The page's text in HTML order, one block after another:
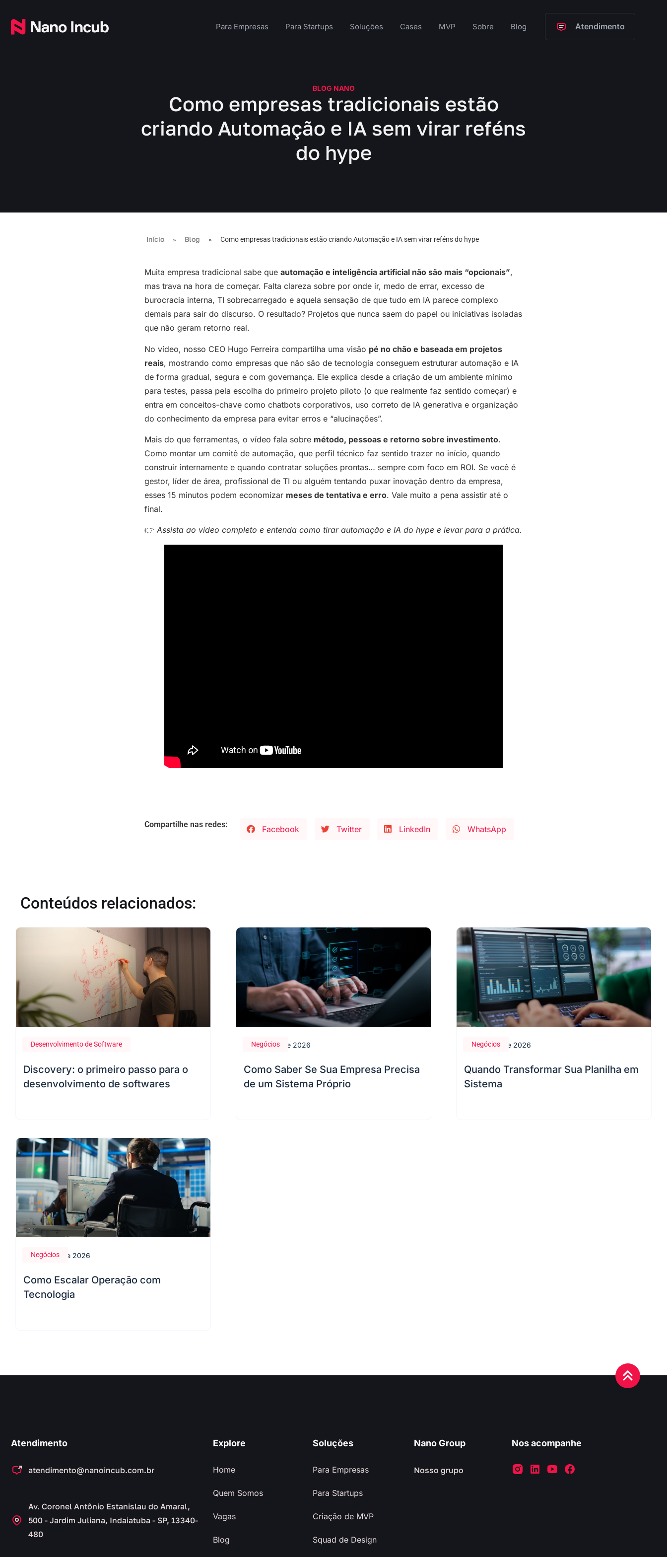
Para Empresas Para Startups Soluções Cases MVP Sobre Blog Atendimento
BLOG NANO
Como empresas tradicionais estão
criando Automação e IA sem virar reféns
do hype
Início » Blog » Como empresas tradicionais estão criando Automação e IA sem virar reféns do hype
Muita empresa tradicional sabe que automação e inteligência artificial não são mais “opcionais”,
mas trava na hora de começar. Falta clareza sobre por onde ir, medo de errar, excesso de
burocracia interna, TI sobrecarregado e aquela sensação de que tudo em IA parece complexo
demais para sair do discurso. O resultado? Projetos que nunca saem do papel ou iniciativas isoladas
que não geram retorno real.
No vídeo, nosso CEO Hugo Ferreira compartilha uma visão pé no chão e baseada em projetos
reais, mostrando como empresas que não são de tecnologia conseguem estruturar automação e IA
de forma gradual, segura e com governança. Ele explica desde a criação de um ambiente mínimo
para testes, passa pela escolha do primeiro projeto piloto (o que realmente faz sentido começar) e
entra em conceitos-chave como chatbots corporativos, uso correto de IA generativa e organização
do conhecimento da empresa para evitar erros e “alucinações”.
Mais do que ferramentas, o vídeo fala sobre método, pessoas e retorno sobre investimento.
Como montar um comitê de automação, que perfil técnico faz sentido trazer no início, quando
construir internamente e quando contratar soluções prontas… sempre com foco em ROI. Se você é
gestor, líder de área, profissional de TI ou alguém tentando puxar inovação dentro da empresa,
esses 15 minutos podem economizar meses de tentativa e erro. Vale muito a pena assistir até o
final.
👉 Assista ao vídeo completo e entenda como tirar automação e IA do hype e levar para a prática.
Compartilhe nas redes: Facebook Twitter LinkedIn WhatsApp
Conteúdos relacionados:
Desenvolvimento de Software
Discovery: o primeiro passo para o
desenvolvimento de softwares
22 de fevereiro de 2024 Negócios
Como Saber Se Sua Empresa Precisa
de um Sistema Próprio
28 de maio de 2026 Negócios
Quando Transformar Sua Planilha em
Sistema
28 de maio de 2026
Negócios
Como Escalar Operação com
Tecnologia
28 de maio de 2026
Atendimento
atendimento@nanoincub.com.br
Av. Coronel Antônio Estanislau do Amaral,
500 - Jardim Juliana, Indaiatuba - SP, 13340-
480
Explore
Home
Quem Somos
Vagas
Blog
Soluções
Para Empresas
Para Startups
Criação de MVP
Squad de Design
Nano Group
Nosso grupo
Nos acompanhe